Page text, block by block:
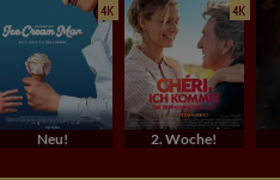
4K
Neu!
4K
2. Woche!